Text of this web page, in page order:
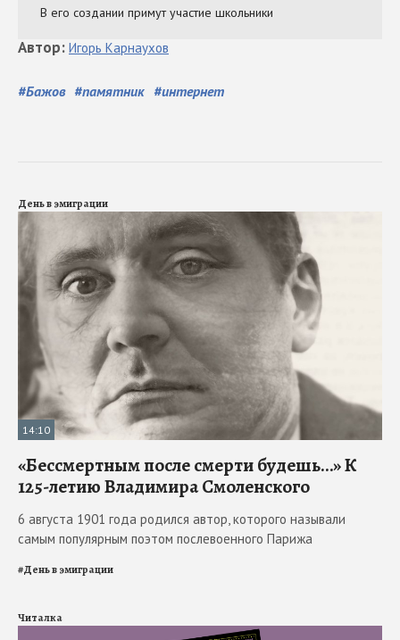
#Бажов #памятник #интернет
Автор: Игорь Карнаухов
День в эмиграции
14:10
«Бессмертным после смерти будешь…» К
125-летию Владимира Смоленского
6 августа 1901 года родился автор, которого называли
самым популярным поэтом послевоенного Парижа
#День в эмиграции
Читалка